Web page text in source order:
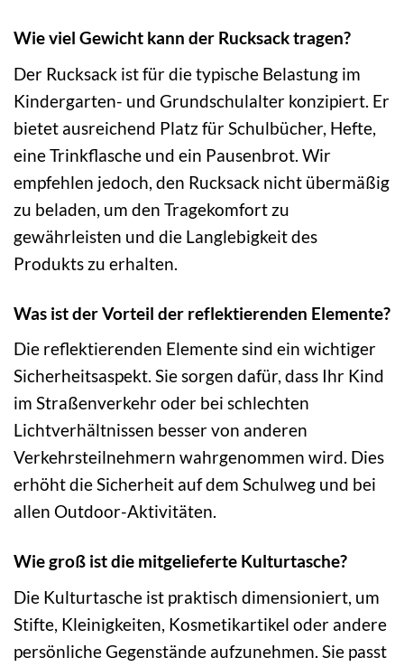
Wie viel Gewicht kann der Rucksack tragen?
Der Rucksack ist für die typische Belastung im
Kindergarten- und Grundschulalter konzipiert. Er
bietet ausreichend Platz für Schulbücher, Hefte,
eine Trinkflasche und ein Pausenbrot. Wir
empfehlen jedoch, den Rucksack nicht übermäßig
zu beladen, um den Tragekomfort zu
gewährleisten und die Langlebigkeit des
Produkts zu erhalten.
Was ist der Vorteil der reflektierenden Elemente?
Die reflektierenden Elemente sind ein wichtiger
Sicherheitsaspekt. Sie sorgen dafür, dass Ihr Kind
im Straßenverkehr oder bei schlechten
Lichtverhältnissen besser von anderen
Verkehrsteilnehmern wahrgenommen wird. Dies
erhöht die Sicherheit auf dem Schulweg und bei
allen Outdoor-Aktivitäten.
Wie groß ist die mitgelieferte Kulturtasche?
Die Kulturtasche ist praktisch dimensioniert, um
Stifte, Kleinigkeiten, Kosmetikartikel oder andere
persönliche Gegenstände aufzunehmen. Sie passt